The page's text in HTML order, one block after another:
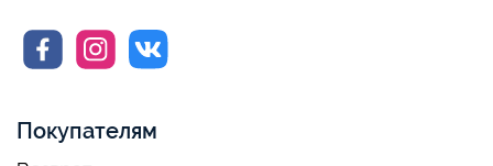
Покупателям